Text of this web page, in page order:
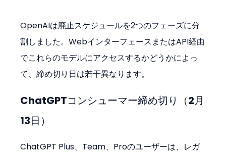
OpenAIは廃止スケジュールを2つのフェーズに分
割しました。WebインターフェースまたはAPI経由
でこれらのモデルにアクセスするかどうかによっ
て、締め切り日は若干異なります。
ChatGPTコンシューマー締め切り（2月
13日）
ChatGPT Plus、Team、Proのユーザーは、レガ